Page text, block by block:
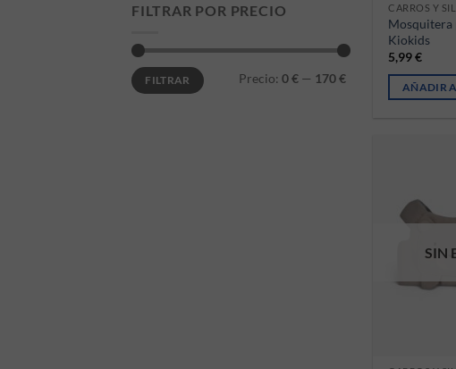
FILTRAR POR PRECIO
Precio mínimo
Precio máximo
FILTRAR Precio: 0 € — 170 €
CARROS Y
Mosquitera
Kiokids
5,99€
AÑADIR
SIN